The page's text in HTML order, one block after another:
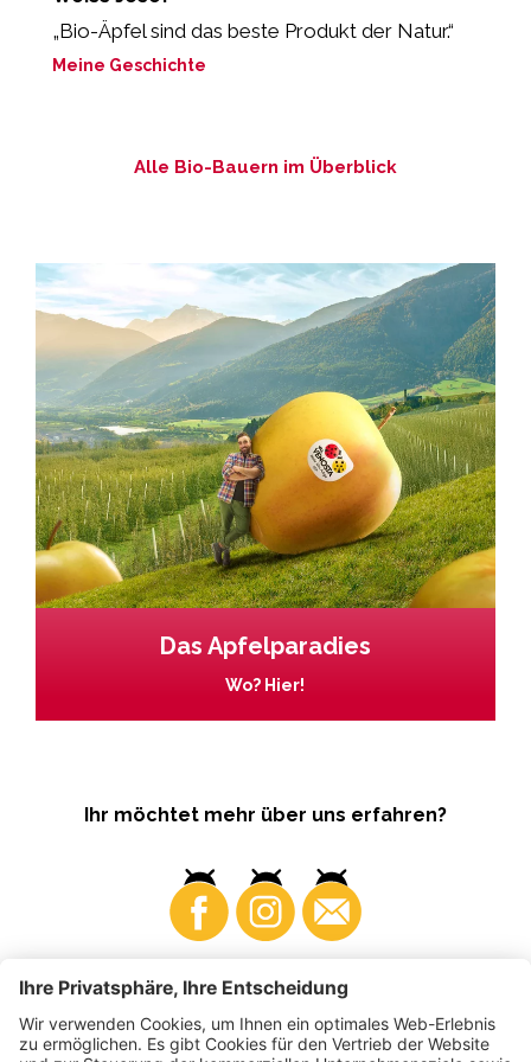
„Bio-Äpfel sind das beste Produkt der Natur.“
Meine Geschichte
Alle Bio-Bauern im Überblick
Das Apfelparadies
Wo? Hier!
Ihr möchtet mehr über uns erfahren?
Business Produzenten